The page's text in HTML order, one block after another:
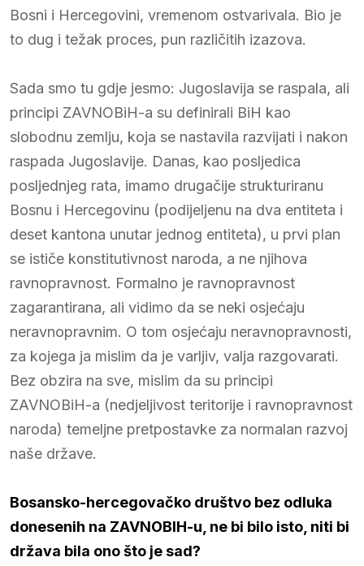
Bosni i Hercegovini, vremenom ostvarivala. Bio je
to dug i težak proces, pun različitih izazova.
Sada smo tu gdje jesmo: Jugoslavija se raspala, ali
principi ZAVNOBiH-a su definirali BiH kao
slobodnu zemlju, koja se nastavila razvijati i nakon
raspada Jugoslavije. Danas, kao posljedica
posljednjeg rata, imamo drugačije strukturiranu
Bosnu i Hercegovinu (podijeljenu na dva entiteta i
deset kantona unutar jednog entiteta), u prvi plan
se ističe konstitutivnost naroda, a ne njihova
ravnopravnost. Formalno je ravnopravnost
zagarantirana, ali vidimo da se neki osjećaju
neravnopravnim. O tom osjećaju neravnopravnosti,
za kojega ja mislim da je varljiv, valja razgovarati.
Bez obzira na sve, mislim da su principi
ZAVNOBiH-a (nedjeljivost teritorije i ravnopravnost
naroda) temeljne pretpostavke za normalan razvoj
naše države.
Bosansko-hercegovačko društvo bez odluka
donesenih na ZAVNOBIH-u, ne bi bilo isto, niti bi
država bila ono što je sad?